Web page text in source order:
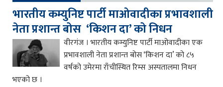
भारतीय कम्युनिष्ट पार्टी माओवादीका प्रभावशाली
नेता प्रशान्त बोस ‘किशन दा’ को निधन
वीरगंज । भारतीय कम्युनिष्ट पार्टी माओवादीका एक
प्रभावशाली नेता प्रशान्त बोस ‘किशन दा’ को ८५
वर्षको उमेरमा राँचीस्थित रिम्स अस्पतालमा निधन
भएको छ ।